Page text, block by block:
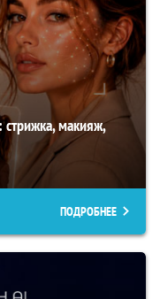
стрижка, макияж,
ПОДРОБНЕЕ